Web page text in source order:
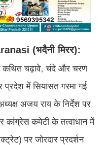
(भदैनी मिरर):
में कथित चढ़ावे, चंदे और चरण
प्रदेश में सियासत गरमा गई
अजय राय के निर्देश पर
कांग्रेस कमेटी के तत्वाधान में
पर जोरदार प्रदर्शन